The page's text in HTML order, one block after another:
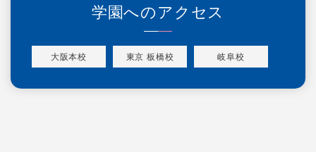
学園へのアクセス
大阪本校 東京 板橋校 岐阜校